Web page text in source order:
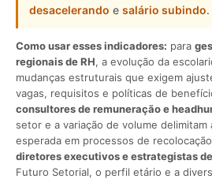
desacelerando e salário subindo.
Como usar esses indicadores: para
regionais de RH, a evolução da
mudanças estruturais que exigem
vagas, requisitos e políticas de
consultores de remuneração e
setor e a variação de volume delimitam
esperada em processos de
diretores executivos e estrategistas
Futuro Setorial, o perfil etário e a